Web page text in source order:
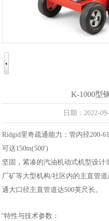
K-1000型
日期：2022-
Ridgid里奇疏通能力：管内径200-
可达150m(500')
坚固，紧凑的汽油机动式机型设计
厂矿等大型机构/社区内的主直管
通大口径主直管道达500英尺长。
"特性与技术参数：